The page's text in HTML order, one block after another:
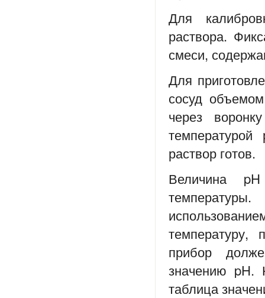
Для
раствора.
смеси,
Для
сосуд
через
раствор готов.
Величина
температуру,
прибор
значению pH.
таблица